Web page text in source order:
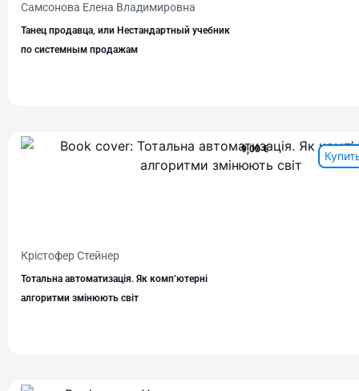
Самсонова Елена Владимировна
Танец продавца, или Нестандартный учебник
по системным продажам
Крістофер Стейнер
Тотальна автоматизація. Як комп’ютерні
алгоритми змінюють світ
9,00€